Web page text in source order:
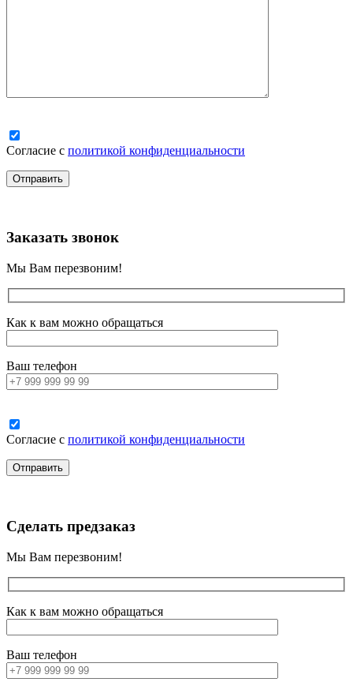
Согласие с политикой конфиденциальности
Заказать звонок
Мы Вам перезвоним!
Как к вам можно обращаться
Ваш телефон
Согласие с политикой конфиденциальности
Сделать предзаказ
Мы Вам перезвоним!
Как к вам можно обращаться
Ваш телефон